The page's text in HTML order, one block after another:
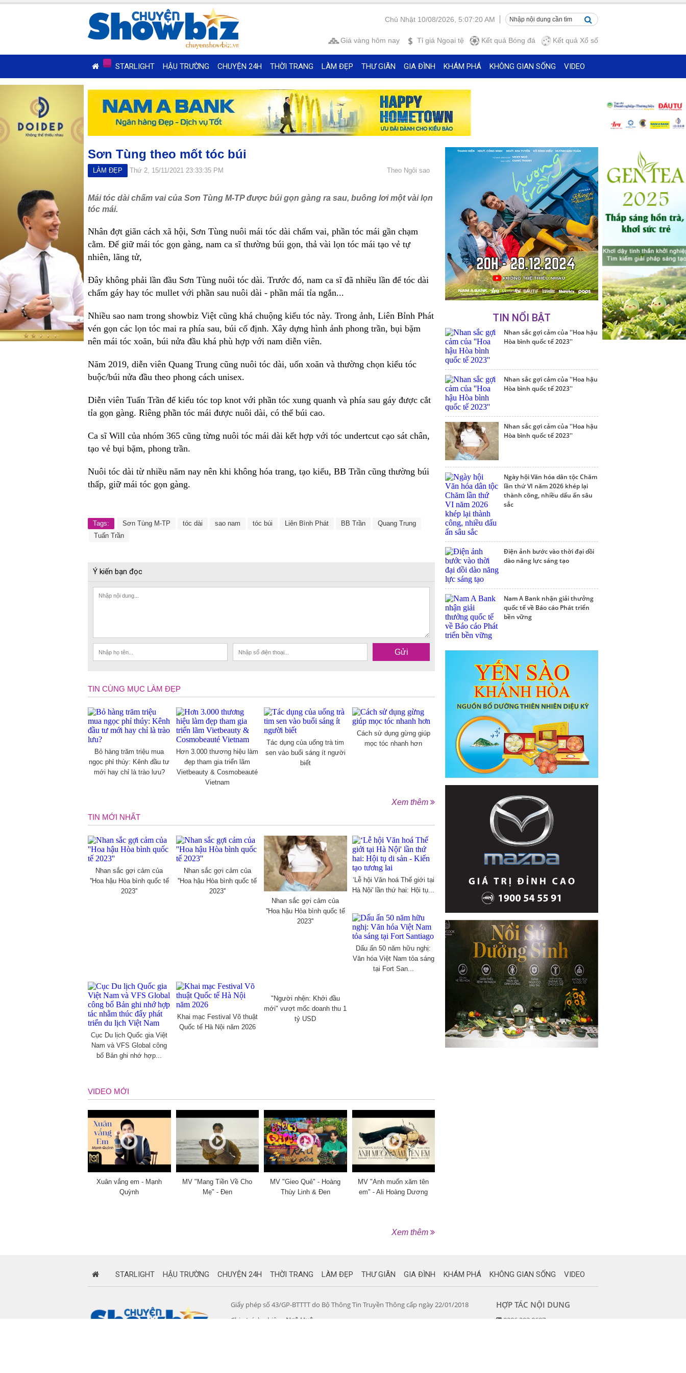
Chủ Nhật 10/08/2026, 5:07:21 AM
Kết quả Xổ số
Kết quả Bóng đá
Tỉ giá Ngoại tệ
Giá vàng hôm nay
STARLIGHT HẬU TRƯỜNG CHUYỆN 24H THỜI TRANG LÀM ĐẸP THƯ GIÃN GIA ĐÌNH KHÁM PHÁ KHÔNG GIAN SỐNG VIDEO
Sơn Tùng theo mốt tóc búi
LÀM ĐẸP Thứ 2, 15/11/2021 23:33:35 PM Theo Ngôi sao
Mái tóc dài chấm vai của Sơn Tùng M-TP được búi gọn gàng ra sau, buông lơi một vài lọn
tóc mái.
Nhân đợt giãn cách xã hội, Sơn Tùng nuôi mái tóc dài chấm vai, phần tóc mái gần chạm
cằm. Để giữ mái tóc gọn gàng, nam ca sĩ thường búi gọn, thả vài lọn tóc mái tạo vẻ tự
nhiên, lãng tử,
Đây không phải lần đầu Sơn Tùng nuôi tóc dài. Trước đó, nam ca sĩ đã nhiều lần để tóc dài
chấm gáy hay tóc mullet với phần sau nuôi dài - phần mái tỉa ngắn...
Nhiều sao nam trong showbiz Việt cũng khá chuộng kiểu tóc này. Trong ảnh, Liên Bỉnh Phát
vén gọn các lọn tóc mai ra phía sau, búi cố định. Xây dựng hình ảnh phong trần, bụi bặm
nên mái tóc xoăn, búi nửa đầu khá phù hợp với nam diễn viên.
Năm 2019, diễn viên Quang Trung cũng nuôi tóc dài, uốn xoăn và thường chọn kiểu tóc
buộc/búi nửa đầu theo phong cách unisex.
Diễn viên Tuấn Trần để kiểu tóc top knot với phần tóc xung quanh và phía sau gáy được cắt
tỉa gọn gàng. Riêng phần tóc mái được nuôi dài, có thể búi cao.
Ca sĩ Will của nhóm 365 cũng từng nuôi tóc mái dài kết hợp với tóc undertcut cạo sát chân,
tạo vẻ bụi bặm, phong trần.
Nuôi tóc dài từ nhiều năm nay nên khi không hóa trang, tạo kiểu, BB Trần cũng thường búi
thấp, giữ mái tóc gọn gàng.
Tags: Sơn Tùng M-TP tóc dài sao nam tóc búi Liên Bình Phát BB Trần
Quang Trung
Tuấn Trần
Ý kiến bạn đọc
Gửi
TIN CÙNG MỤC LÀM ĐẸP
Bỏ hàng trăm triệu mua
ngọc phỉ thúy: Kênh đầu tư
mới hay chỉ là trào lưu?
Hơn 3.000 thương hiệu làm
đẹp tham gia triển lãm
Vietbeauty & Cosmobeauté
Vietnam
Tác dụng của uống trà tim
sen vào buổi sáng ít người
biết
Cách sử dụng gừng giúp
mọc tóc nhanh hơn
Xem thêm
TIN MỚI NHẤT
Nhan sắc gợi cảm của
''Hoa hậu Hòa bình quốc tế
2023''
Nhan sắc gợi cảm của
''Hoa hậu Hòa bình quốc tế
2023''
Nhan sắc gợi cảm của
''Hoa hậu Hòa bình quốc tế
2023''
‘Lễ hội Văn hoá Thế giới tại
Hà Nội' lần thứ hai: Hội tụ...
Dấu ấn 50 năm hữu nghị:
Văn hóa Việt Nam tỏa sáng
tại Fort San...
Cục Du lịch Quốc gia Việt
Nam và VFS Global công
bố Bản ghi nhớ hợp...
Khai mạc Festival Võ thuật
Quốc tế Hà Nội năm 2026
"Người nhện: Khởi đầu
mới" vượt mốc doanh thu 1
tỷ USD
VIDEO MỚI
Xuân vắng em - Mạnh
Quỳnh
MV "Mang Tiền Về Cho
Mẹ" - Đen
MV "Gieo Quẻ" - Hoàng
Thùy Linh & Đen
MV "Anh muốn xăm tên
em" - Ali Hoàng Dương
Xem thêm
TIN NỔI BẬT
Nhan sắc gợi cảm của ''Hoa hậu
Hòa bình quốc tế 2023''
Nhan sắc gợi cảm của ''Hoa hậu
Hòa bình quốc tế 2023''
Nhan sắc gợi cảm của ''Hoa hậu
Hòa bình quốc tế 2023''
Ngày hội Văn hóa dân tộc Chăm
lần thứ VI năm 2026 khép lại
thành công, nhiều dấu ấn sâu
sắc
Điện ảnh bước vào thời đại dồi
dào năng lực sáng tạo
Nam A Bank nhận giải thưởng
quốc tế về Báo cáo Phát triển
bền vững
STARLIGHT HẬU TRƯỜNG CHUYỆN 24H THỜI TRANG LÀM ĐẸP THƯ GIÃN GIA ĐÌNH KHÁM PHÁ KHÔNG GIAN SỐNG VIDEO
Giấy phép số 43/GP-BTTTT do Bộ Thông Tin Truyền Thông cấp ngày 22/01/2018
Chịu trách nhiệm: Ngô Huệ
HỢP TÁC NỘI DUNG
0286 292 0687